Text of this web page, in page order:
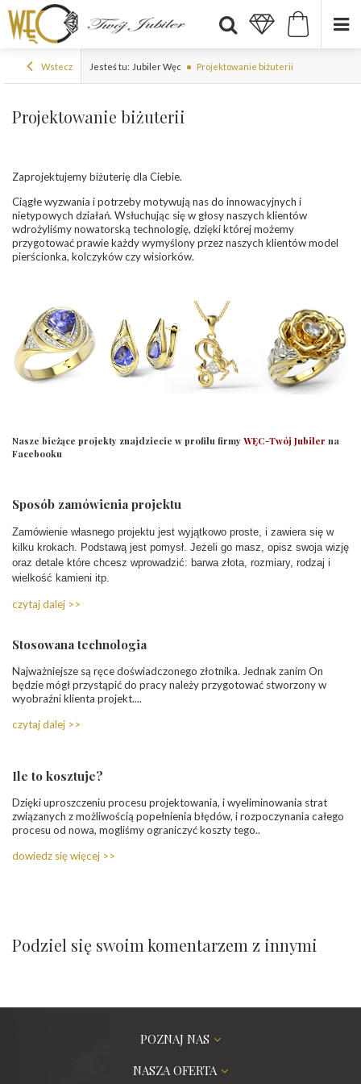
Wstecz Jesteś tu: Jubiler Węc Projektowanie biżuterii
Projektowanie biżuterii
Zaprojektujemy biżuterię dla Ciebie.
Ciągłe wyzwania i potrzeby motywują nas do innowacyjnych i
nietypowych działań. Wsłuchując się w głosy naszych klientów
wdrożyliśmy nowatorską technologię, dzięki której możemy
przygotować prawie każdy wymyślony przez naszych klientów model
pierścionka, kolczyków czy wisiorków.
Nasze bieżące projekty znajdziecie w profilu firmy WĘC-Twój Jubiler na
Facebooku
Sposób zamówienia projektu
Zamówienie własnego projektu jest wyjątkowo proste, i zawiera się w
kilku krokach. Podstawą jest pomysł. Jeżeli go masz, opisz swoja wizję
oraz detale które chcesz wprowadzić: barwa złota, rozmiary, rodzaj i
wielkość kamieni itp.
czytaj dalej >>
Stosowana technologia
Najważniejsze są ręce doświadczonego złotnika. Jednak zanim On
będzie mógł przystąpić do pracy należy przygotować stworzony w
wyobraźni klienta projekt....
czytaj dalej >>
Ile to kosztuje?
Dzięki uproszczeniu procesu projektowania, i wyeliminowania strat
związanych z możliwością popełnienia błędów, i rozpoczynania całego
procesu od nowa, mogliśmy ograniczyć koszty tego..
dowiedz się więcej >>
Podziel się swoim komentarzem z innymi
POZNAJ NAS
NASZA OFERTA